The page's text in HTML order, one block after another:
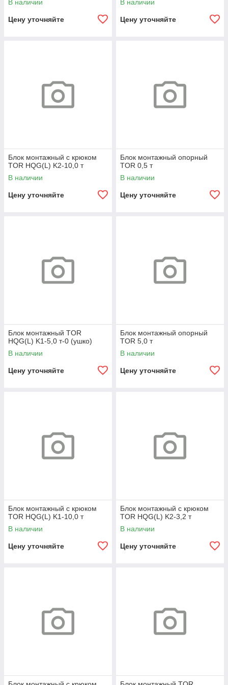
В наличии
Цену уточняйте
В наличии
Цену уточняйте
Блок монтажный с крюком
TOR HQG(L) K2-10,0 т
В наличии
Цену уточняйте
Блок монтажный опорный
TOR 0,5 т
В наличии
Цену уточняйте
Блок монтажный TOR
HQG(L) K1-5,0 т-0 (ушко)
В наличии
Цену уточняйте
Блок монтажный опорный
TOR 5,0 т
В наличии
Цену уточняйте
Блок монтажный с крюком
TOR HQG(L) K1-10,0 т
В наличии
Цену уточняйте
Блок монтажный с крюком
TOR HQG(L) K2-3,2 т
В наличии
Цену уточняйте